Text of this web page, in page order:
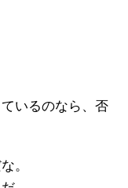
いるのなら、否
。